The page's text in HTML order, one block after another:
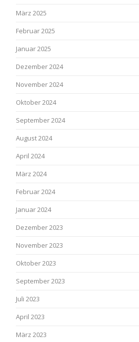
März 2025
Februar 2025
Januar 2025
Dezember 2024
November 2024
Oktober 2024
September 2024
August 2024
April 2024
März 2024
Februar 2024
Januar 2024
Dezember 2023
November 2023
Oktober 2023
September 2023
Juli 2023
April 2023
März 2023